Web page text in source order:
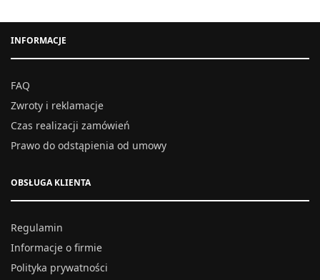
INFORMACJE
FAQ
Zwroty i reklamacje
Czas realizacji zamówień
Prawo do odstąpienia od umowy
OBSŁUGA KLIENTA
Regulamin
Informacje o firmie
Polityka prywatności